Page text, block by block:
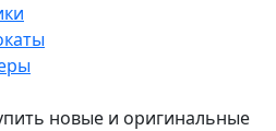
новые и оригинальные